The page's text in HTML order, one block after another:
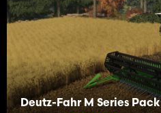
Deutz-Fahr M Series Pack